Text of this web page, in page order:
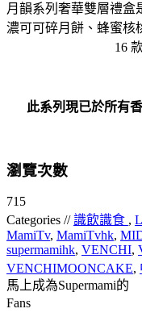
月韻系列奢華雙層禮盒
濃可可碎月餅、蜂蜜核
16
此系列現已於所有
瀏覽次數
715
Categories //識飲識食 ,
MamiTv, MamiTvhk,
supermamihk, VENCHI,
VENCHIMOONCAKE,
馬上成為Supermami的
Fans